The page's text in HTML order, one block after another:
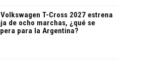
T-Cross 2027 estrena
de ocho marchas, ¿qué se
para la Argentina?